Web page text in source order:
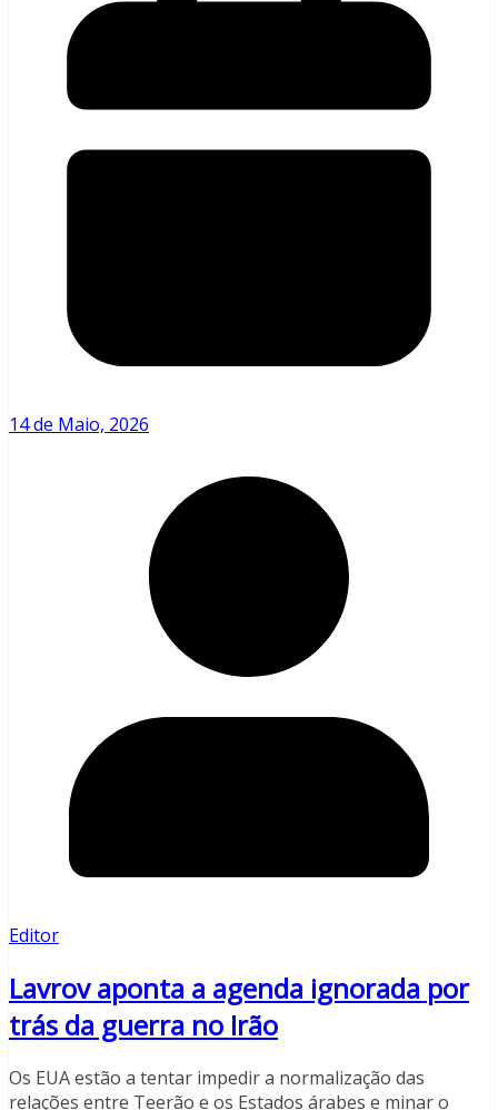
14 de Maio, 2026
Editor
Lavrov aponta a agenda ignorada por
trás da guerra no Irão
Os EUA estão a tentar impedir a normalização das
relações entre Teerão e os Estados árabes e minar o